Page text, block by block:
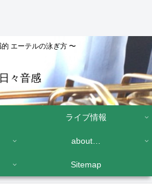
エーテルの泳ぎ方 〜
日々音感
ライブ情報
about…
Sitemap